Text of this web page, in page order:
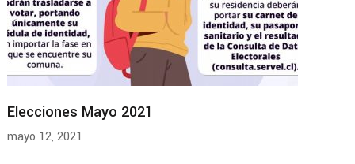
Elecciones Mayo 2021
mayo 12, 2021